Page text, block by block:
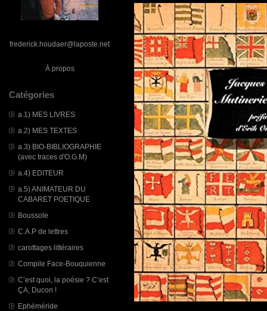
frederick.houdaer@laposte.net
À propos
Catégories
a.1) MES LIVRES
a.2) MES TEXTES
a.3) BIO-BIBLIOGRAPHIE
(avec traces d'O.G.M)
a.4) EDITEUR
a.5) ANIMATEUR DU
CABARET POETIQUE
Boussole
C.A.P de lettres
carottages littéraires
Compile Face-Bouquienne
C’est quoi, la poésie ? C’est
ÇA, Ducon !
Ephéméride